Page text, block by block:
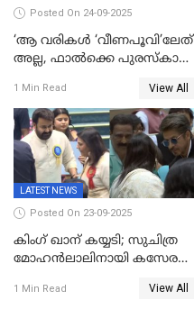
Posted On 24-09-2025
‘ആ വരികള്‍ ‘വീണപൂവി’ലേത്
അല്ല, ഫാൽക്കെ പുരസ്‌കാരം
മോഹന്‍ലാല്‍ ഉദ്ധരിച്ച
വരികളെ ചൊല്ലി
സാമൂഹികമാധ്യമങ്ങളില്‍
ചര്‍ച്ച
1 Min Read View All
LATEST NEWS
Posted On 23-09-2025
കിംഗ് ഖാന് കയ്യടി; സുചിത്ര
മോഹൻലാലിനായി കസേര
ഖാൻ
1 Min Read View All